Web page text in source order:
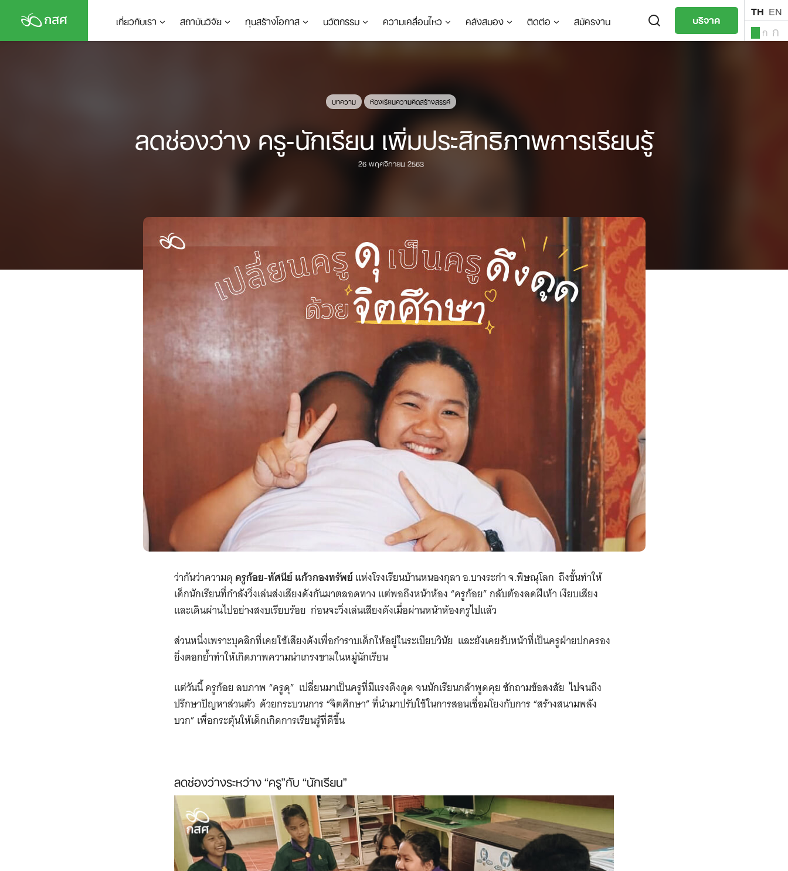
content
เกี่ยวกับเรา สถาบันวิจัย ทุนสร้างโอกาส นวัตกรรม ความเคลื่อนไหว คลังสมอง ติดต่อ สมัครงาน บริจาค TH EN
ก ก
บทความ ห้องเรียนความคิดสร้างสรรค์
ลดช่องว่าง ครู-นักเรียน เพิ่มประสิทธิภาพการเรียนรู้
26 พฤศจิกายน 2563
ว่ากันว่าความดุ ครูก้อย-ทัศนีย์ แก้วกองทรัพย์แห่งโรงเรียนบ้านหนองกุลา อ.บางระกำ จ.พิษณุโลก ​ถึงขั้นทำให้
เด็กนักเรียนที่กำลังวิ่งเล่นส่งเสียงดังกันมาตลอดทาง แต่พอถึงหน้าห้อง “ครูก้อย” กลับต้องลดฝีเท้า เงียบเสียง
และเดินผ่านไปอย่างสงบเรียบร้อย ก่อนจะวิ่งเล่นเสียงดังเมื่อผ่านหน้าห้องครูไปแล้ว
ส่วนหนึ่งเพราะบุคลิกที่เคยใช้เสียงดังเพื่อกำราบเด็กให้อยู่ในระเบียบวินัย และยังเคยรับหน้าที่เป็นครูฝ่ายปกครอง
ยิ่งตอกย้ำทำให้เกิดภาพความน่าเกรงขามในหมู่นักเรียน
แต่วันนี้ ครูก้อย ลบภาพ “ครูดุ” เปลี่ยนมาเป็นครูที่มีแรงดึงดูด​ จนนักเรียนกล้าพูดคุย ซักถามข้อสงสัย ไปจนถึง
ปรึกษาปัญหาส่วนตัว ด้วยกระบวนการ “จิตศึกษา” ที่นำมาปรับใช้ในการสอน​เชื่อมโยงกับการ “สร้างสนามพลัง
บวก” เพื่อกระตุ้นให้เด็กเกิดการเรียนรู้ที่ดีขึ้น
ลดช่องว่างระหว่าง “ครู”​กับ “นักเรียน”​